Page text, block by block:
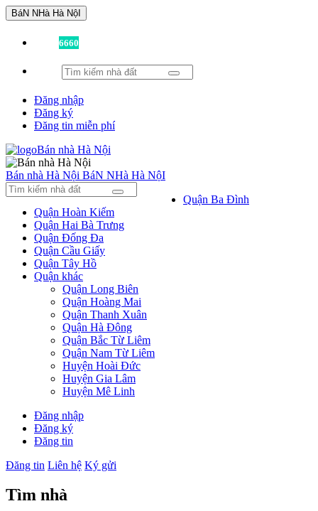
BáN NHà Hà NộI
6660
Đăng nhập
Đăng ký
Đăng tin miễn phí
Bán nhà Hà Nội BáN NHà Hà NộI
Quận Ba Đình
Quận Hoàn Kiếm
Quận Hai Bà Trưng
Quận Đống Đa
Quận Cầu Giấy
Quận Tây Hồ
Quận khác
Quận Long Biên
Quận Hoàng Mai
Quận Thanh Xuân
Quận Hà Đông
Quận Bắc Từ Liêm
Quận Nam Từ Liêm
Huyện Hoài Đức
Huyện Gia Lâm
Huyện Mê Linh
Đăng nhập
Đăng ký
Đăng tin
Đăng tin Liên hệ Ký gửi
Tìm nhà